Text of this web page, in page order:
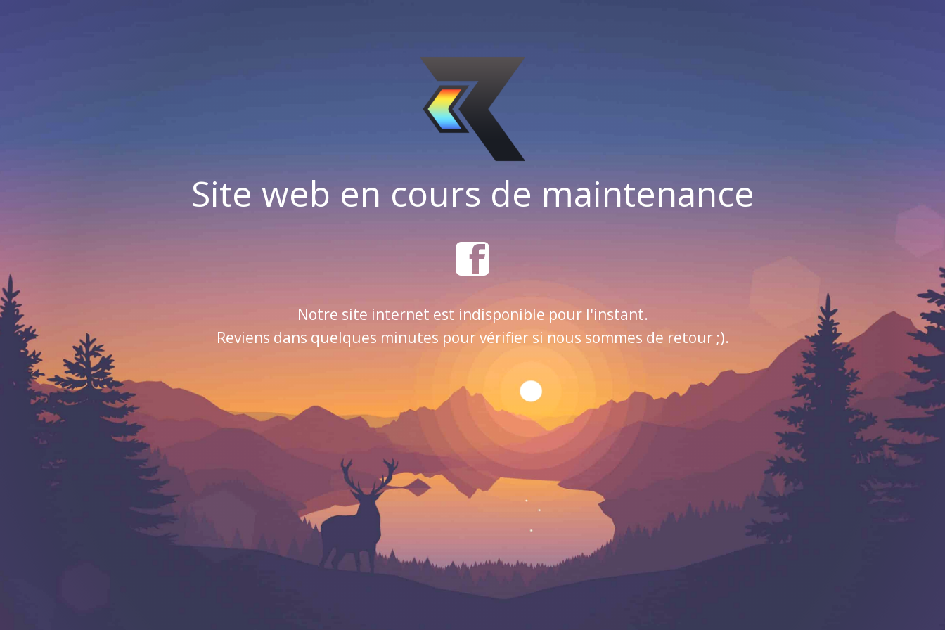
Site web en cours de maintenance
Notre site internet est indisponible pour l'instant.
Reviens dans quelques minutes pour vérifier si nous sommes de retour ;).